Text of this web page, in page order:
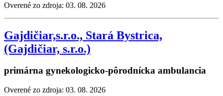
Overené zo zdroja: 03. 08. 2026
Gajdičiar,s.r.o., Stará Bystrica,
(Gajdičiar, s.r.o.)
primárna gynekologicko-pôrodnícka ambulancia
Overené zo zdroja: 03. 08. 2026